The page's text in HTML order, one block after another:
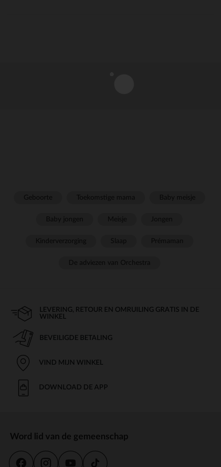
LEVERING, RETOUR EN OMRUILING GRATIS IN DE
WINKEL
BEVEILIGDE BETALING
VIND MIJN WINKEL
DOWNLOAD DE APP
Word lid van de gemeenschap